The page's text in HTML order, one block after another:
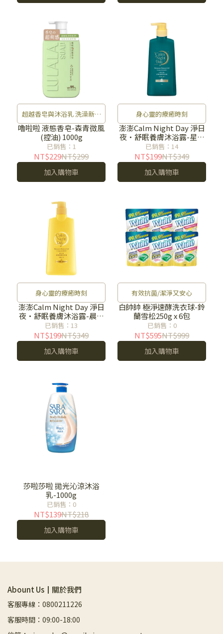
超越香皂與沐浴乳 洗澡新時
代
嚕啦啦 液態香皂-森青微風
(控油) 1000g
已銷售：1
NT$229NT$299
加入購物車
身心靈的療癒時刻
澎澎Calm Night Day 淨日
夜·舒眠養膚沐浴露-星夜
之夢500g
已銷售：14
NT$199NT$349
加入購物車
身心靈的療癒時刻
澎澎Calm Night Day 淨日
夜·舒眠養膚沐浴露-晨曦
之光500g
已銷售：13
NT$199NT$349
加入購物車
有效抗菌/潔淨又安心
白帥帥 極淨速酵洗衣球-鈴
蘭雪松250g x 6包
已銷售：0
NT$595NT$999
加入購物車
莎啦莎啦 拋光沁涼沐浴
乳-1000g
已銷售：0
NT$139NT$218
加入購物車
Abount Us┃關於我們
客服專線：0800211226
客服時間：09:00-18:00